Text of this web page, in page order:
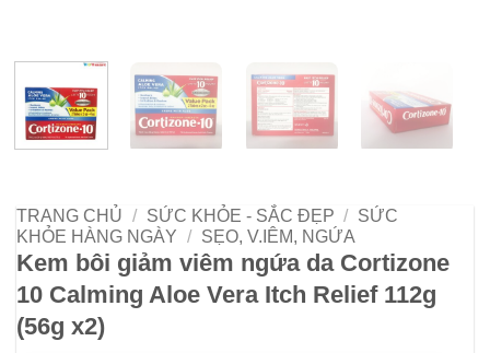
TRANG CHỦ / SỨC KHỎE - SẮC ĐẸP / SỨC
KHỎE HÀNG NGÀY / SẸO, V.IÊM, NGỨA
Kem bôi giảm viêm ngứa da Cortizone
10 Calming Aloe Vera Itch Relief 112g
(56g x2)